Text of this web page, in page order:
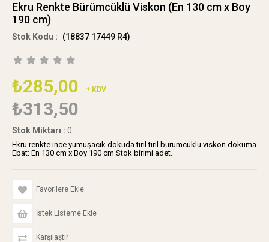
Ekru Renkte Bürümcüklü Viskon (En 130 cm x Boy
190 cm)
(18837 17449 R4)
₺285,00 + KDV
₺313,50
Stok Miktarı : 0
Ekru renkte ince yumuşacık dokuda tiril tiril bürümcüklü viskon dokuma
Ebat: En 130 cm x Boy 190 cm Stok birimi adet.
Favorilere Ekle
İstek Listeme Ekle
Karşılaştır